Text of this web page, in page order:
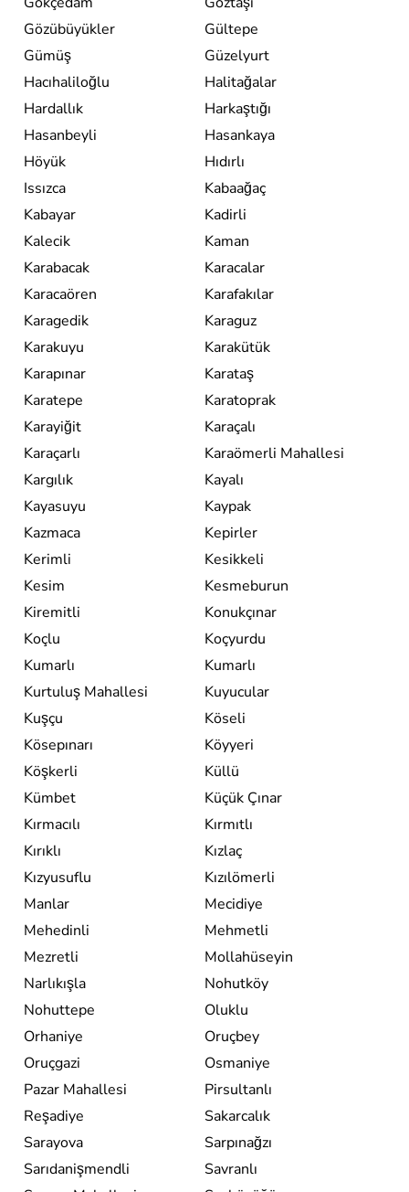
Gözübüyükler
Gültepe
Gümüş
Güzelyurt
Hacıhaliloğlu
Halitağalar
Hardallık
Harkaştığı
Hasanbeyli
Hasankaya
Höyük
Hıdırlı
Issızca
Kabaağaç
Kabayar
Kadirli
Kalecik
Kaman
Karabacak
Karacalar
Karacaören
Karafakılar
Karagedik
Karaguz
Karakuyu
Karakütük
Karapınar
Karataş
Karatepe
Karatoprak
Karayiğit
Karaçalı
Karaçarlı
Karaömerli Mahallesi
Kargılık
Kayalı
Kayasuyu
Kaypak
Kazmaca
Kepirler
Kerimli
Kesikkeli
Kesim
Kesmeburun
Kiremitli
Konukçınar
Koçlu
Koçyurdu
Kumarlı
Kumarlı
Kurtuluş Mahallesi
Kuyucular
Kuşçu
Köseli
Kösepınarı
Köyyeri
Köşkerli
Küllü
Kümbet
Küçük Çınar
Kırmacılı
Kırmıtlı
Kırıklı
Kızlaç
Kızyusuflu
Kızılömerli
Manlar
Mecidiye
Mehedinli
Mehmetli
Mezretli
Mollahüseyin
Narlıkışla
Nohutköy
Nohuttepe
Oluklu
Orhaniye
Oruçbey
Oruçgazi
Osmaniye
Pazar Mahallesi
Pirsultanlı
Reşadiye
Sakarcalık
Sarayova
Sarpınağzı
Sarıdanişmendli
Savranlı